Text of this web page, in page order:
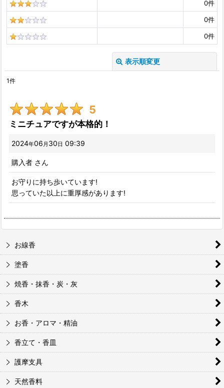
0件
0件
0件
表示順変更
期間:
並び順:
1件
5
ミニチュアですが本格的！
2024年06 月 30 日 09:39
購入者 さん
お守りに持ち歩いています!
思っていた以上に重厚感があります!
お線香
塗香
焼香・抹香・炭・灰
香木
お香・アロマ・精油
香立て・香皿
護摩支具
天然香料